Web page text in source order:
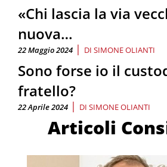
«Chi lascia la via
nuova…
22 Maggio 2024 | DI SIMONE OLIANTI
Sono forse io il
fratello?
22 Aprile 2024 | DI SIMONE OLIANTI
Articoli